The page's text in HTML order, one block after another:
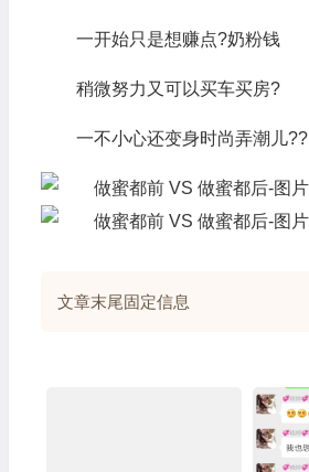
一开始只是想赚点?奶粉钱
稍微努力又可以买车买房?
一不小心还变身时尚弄潮儿??
文章末尾固定信息